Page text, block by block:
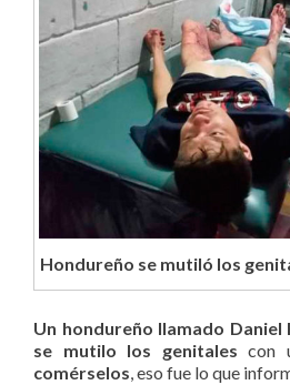
Hondureño se mutiló los
Un hondureño llamado Daniel
se mutilo los genitales con
comérselos, eso fue lo que